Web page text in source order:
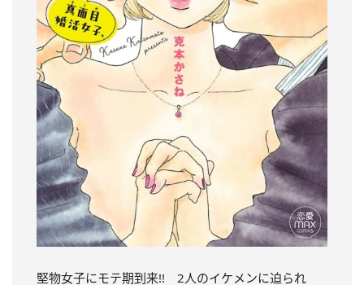
堅物女子にモテ期到来!! 2人のイケメンに迫られ